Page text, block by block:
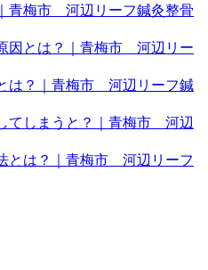
青梅市 河辺リーフ鍼灸整骨
因とは？｜青梅市 河辺リー
は？｜青梅市 河辺リーフ鍼
てしまうと？｜青梅市 河辺
とは？｜青梅市 河辺リーフ